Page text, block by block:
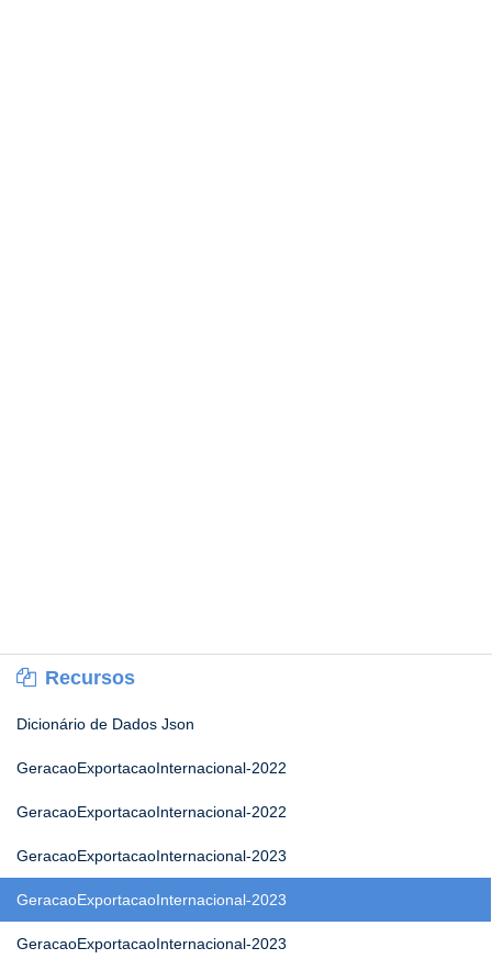
Recursos
Dicionário de Dados Json
GeracaoExportacaoInternacional-2022
GeracaoExportacaoInternacional-2022
GeracaoExportacaoInternacional-2023
GeracaoExportacaoInternacional-2023
GeracaoExportacaoInternacional-2023